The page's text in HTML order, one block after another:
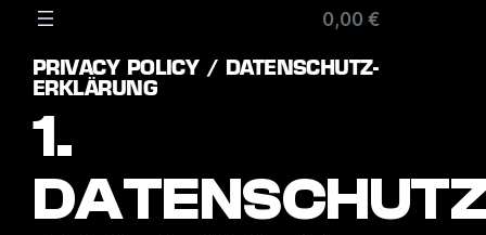
0,00 €
PRIVACY POLICY / DATENSCHUTZ­
ERKLÄRUNG
1.